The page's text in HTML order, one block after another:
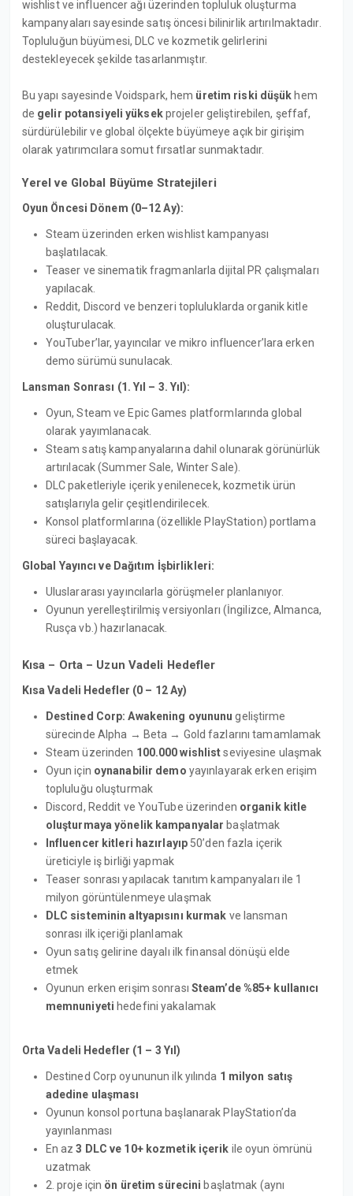
wishlist ve influencer ağı üzerinden topluluk oluşturma
kampanyaları sayesinde satış öncesi bilinirlik artırılmaktadır.
Topluluğun büyümesi, DLC ve kozmetik gelirlerini
destekleyecek şekilde tasarlanmıştır.
Bu yapı sayesinde Voidspark, hem üretim riski düşük hem
de gelir potansiyeli yüksekprojeler geliştirebilen, şeffaf,
sürdürülebilir ve global ölçekte büyümeye açık bir girişim
olarak yatırımcılara somut fırsatlar sunmaktadır.
Yerel ve Global Büyüme Stratejileri
Oyun Öncesi Dönem (0–12 Ay):
Steam üzerinden erken wishlist kampanyası
başlatılacak.
Teaser ve sinematik fragmanlarla dijital PR çalışmaları
yapılacak.
Reddit, Discord ve benzeri topluluklarda organik kitle
oluşturulacak.
YouTuber’lar, yayıncılar ve mikro influencer’lara erken
demo sürümü sunulacak.
Lansman Sonrası (1. Yıl – 3. Yıl):
Oyun, Steam ve Epic Games platformlarında global
olarak yayımlanacak.
Steam satış kampanyalarına dahil olunarak görünürlük
artırılacak (Summer Sale, Winter Sale).
DLC paketleriyle içerik yenilenecek, kozmetik ürün
satışlarıyla gelir çeşitlendirilecek.
Konsol platformlarına (özellikle PlayStation) portlama
süreci başlayacak.
Global Yayıncı ve Dağıtım İşbirlikleri:
Uluslararası yayıncılarla görüşmeler planlanıyor.
Oyunun yerelleştirilmiş versiyonları (İngilizce, Almanca,
Rusça vb.) hazırlanacak.
Kısa – Orta – Uzun Vadeli Hedefler
Kısa Vadeli Hedefler (0 – 12 Ay)
Destined Corp: Awakening oyununu geliştirme
sürecinde Alpha → Beta → Gold fazlarını tamamlamak
Steam üzerinden 100.000 wishlistseviyesine ulaşmak
Oyun için oynanabilir demo yayınlayarak erken erişim
topluluğu oluşturmak
Discord, Reddit ve YouTube üzerinden organik kitle
oluşturmaya yönelik kampanyalar başlatmak
Influencer kitleri hazırlayıp50’den fazla içerik
üreticiyle iş birliği yapmak
Teaser sonrası yapılacak tanıtım kampanyaları ile 1
milyon görüntülenmeye ulaşmak
DLC sisteminin altyapısını kurmak ve lansman
sonrası ilk içeriği planlamak
Oyun satış gelirine dayalı ilk finansal dönüşü elde
etmek
Oyunun erken erişim sonrası Steam’de %85+ kullanıcı
memnuniyeti hedefini yakalamak
Orta Vadeli Hedefler (1 – 3 Yıl)
Destined Corp oyununun ilk yılında 1 milyon satış
adedine ulaşması
Oyunun konsol portuna başlanarak PlayStation’da
yayınlanması
En az3 DLC ve 10+ kozmetik içerik ile oyun ömrünü
uzatmak
2. proje için ön üretim sürecini başlatmak (aynı